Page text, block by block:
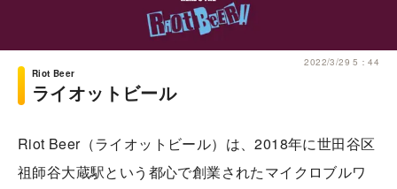
2022/3/29 5：44
Riot Beer
ライオットビール
Riot Beer（ライオットビール）は、2018年に世田谷区
祖師谷大蔵駅という都心で創業されたマイクロブルワ